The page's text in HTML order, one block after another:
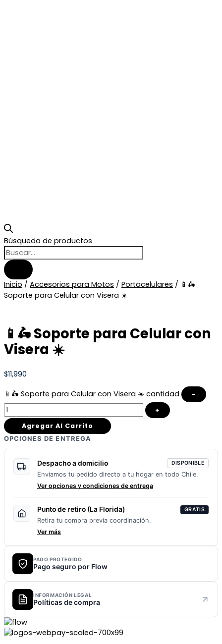
Búsqueda de productos
Inicio / Accesorios para Motos / Portacelulares / 📱🛵
Soporte para Celular con Visera ☀️
📱🛵 Soporte para Celular con
Visera ☀️
$11,990
📱🛵 Soporte para Celular con Visera ☀️ cantidad
–
+
Agregar Al Carrito
OPCIONES DE ENTREGA
Despacho a domicilio DISPONIBLE
Enviamos tu pedido directo a tu hogar en todo Chile.
Ver opciones y condiciones de entrega
Punto de retiro (La Florida) GRATIS
Retira tu compra previa coordinación.
Ver más
PAGO PROTEGIDO
Pago seguro por Flow
INFORMACIÓN LEGAL
Políticas de compra